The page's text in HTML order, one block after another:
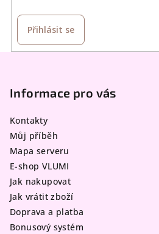
Přihlásit se
Informace pro vás
Kontakty
Můj příběh
Mapa serveru
E-shop VLUMI
Jak nakupovat
Jak vrátit zboží
Doprava a platba
Bonusový systém